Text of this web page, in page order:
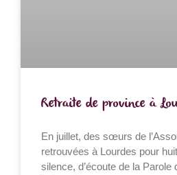
Retraite de province à
En juillet, des sœurs de
retrouvées à Lourdes pour
silence, d’écoute de la Parole